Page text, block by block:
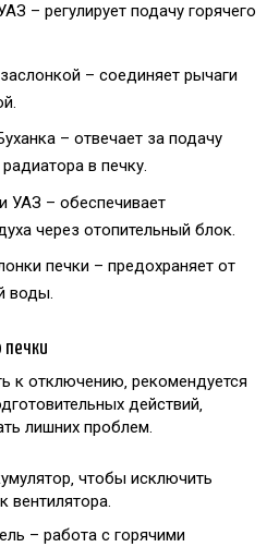
– регулирует подачу горячего
– соединяет рычаги
– отвечает за подачу
в печку.
УАЗ – обеспечивает
через отопительный блок.
печки – предохраняет от
воды.
печки
к отключению‚ рекомендуется
действий‚
лишних проблем.
чтобы исключить
вентилятора.
– работа с горячими